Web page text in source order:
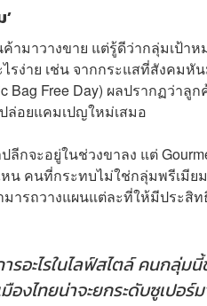
ค้ามาวางขาย แต่รู้ดีว่ากลุ่มเป้
ไรง่าย เช่น จากกระแสที่สังคม
Free Day) ผลปรากฏว่าลู
ล่อยแคมเปญใหม่เสมอ
กจะอยู่ในช่วงขาลง แต่
น คนที่กระทบไม่ใช่กลุ่มพรีเมี
ารถวางแผนแต่ละที่ให้มีประสิ
รอะไรในไลฟ์สไตล์ คนกลุ่ม
งไทยน่าจะยกระดับซูเปอร์